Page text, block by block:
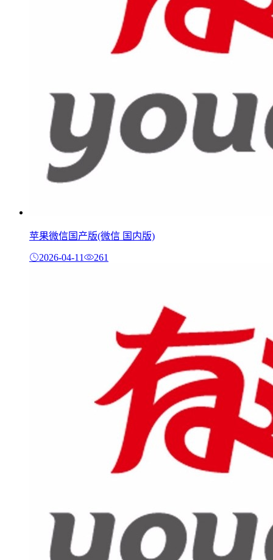
苹果微信国产版(微信 国内版)
2026-04-11 261